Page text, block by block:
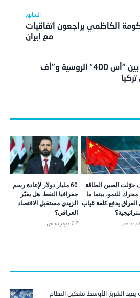
الكاظمي يراجعون اتفاقيات
مع إيران
مواجهة استراتيجية بين “أس 400″ الروسية و”أف
حوّلت الصين الطاقة
محرك للنمو، بينما ما
العراق يدفع كلفة غياب
60 مليار دولار لإعادة رسم
جغرافيا النفط: هل يغيّر
الزيدي مستقبل الاقتصاد
العراقي؟
12 يوم ‎مضي
يعيد الشرق الأوسط تشكيل النظام